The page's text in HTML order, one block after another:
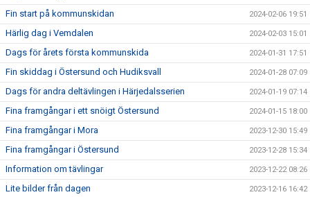
Fin start på kommunskidan 2024-02-06 19:51
Härlig dag i Vemdalen 2024-02-03 15:01
Dags för årets första kommunskida 2024-01-31 17:51
Fin skiddag i Östersund och Hudiksvall 2024-01-28 07:09
Dags för andra deltävlingen i Härjedalsserien 2024-01-19 07:14
Fina framgångar i ett snöigt Östersund 2024-01-15 18:00
Fina framgångar i Mora 2023-12-30 15:49
Fina framgångar i Östersund 2023-12-28 15:34
Information om tävlingar 2023-12-22 08:26
Lite bilder från dagen 2023-12-16 16:42